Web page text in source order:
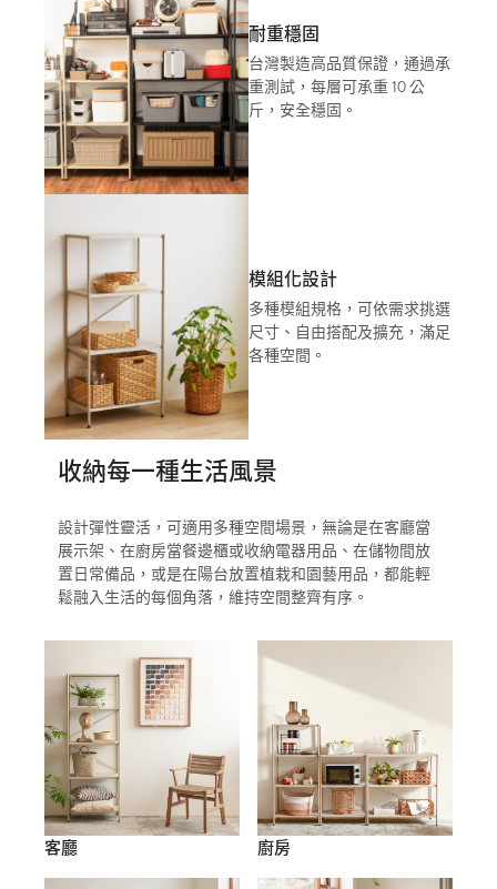
耐重穩固
台灣製造高品質保證，通過承
重測試，每層可承重 10 公
斤，安全穩固。
模組化設計
多種模組規格，可依需求挑選
尺寸、自由搭配及擴充，滿足
各種空間。
收納每一種生活風景
設計彈性靈活，可適用多種空間場景，無論是在客廳當
展示架、在廚房當餐邊櫃或收納電器用品、在儲物間放
置日常備品，或是在陽台放置植栽和園藝用品，都能輕
鬆融入生活的每個角落，維持空間整齊有序。
客廳 廚房